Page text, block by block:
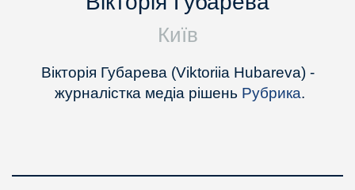
Київ
Вікторія Губарева (Viktoriia Hubareva) -
журналістка медіа рішень Рубрика.